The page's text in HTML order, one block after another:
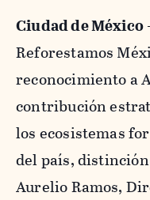
Ciudad de México
Reforestamos
reconocimiento a
contribución
los ecosistemas
del país,
Aurelio Ramos,